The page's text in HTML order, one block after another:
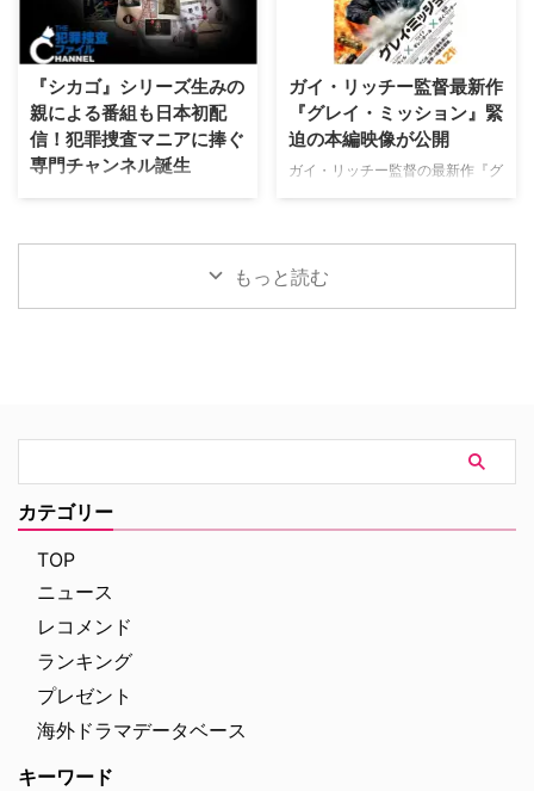
リア発！ 12年間の記憶を失った
エリート医師の物語。 原作 ピエ
ルダンテ・ピッチョーニ キャス
ト ルカ・アルジェンテーロ、マ
ティルデ・ジョリ、サラ・ラッザ
ーロ ほか ≫≫『DOC（ドッ
ク）3 あすへのカルテ』詳細 海
が印象的な場面写真が一挙に公開
された。 土地に眠る伝承と家族
の崩壊を描く、静謐なるフォー
ク・ホラー リチャードとジュリ
エット夫妻が最近移り住んだ英国
ヨークシャー地方の人里離れた
「スターヴ・エイカー」は、家族
幼い息子オーウェンは喘息発作に
そ …
『シカゴ』シリーズ生みの
親による番組も日本初配
信！犯罪捜査マニアに捧ぐ
専門チャンネル誕生
日本唯一のミステリードラマ専門
ル」が、開局月である8月に展開
する新たなサービスとして、犯罪
捜査に特化した新たな専門チャン
ービス「プレミアTVパック」の
うちのチャンネルの一つで、人気
の高い犯罪捜査ドラマや放送には
ないクライムドキュメンタリーを
ガイ・リッチー監督最新作
『グレイ・ミッション』緊
迫の本編映像が公開
ガイ・リッチー監督の最新作『グ
ヘンリー・カヴィルによるスタイ
リッシュなアクションとユーモア
が詰まった本編映像が公開され
た。さらに、著名人たちからの絶
U.N.C.L.E.』で世界中の映画ファ
ンを熱狂させたガイ・リッチー監
最高に危険なノンストップ・バデ
もっと読む
カテゴリー
TOP
ニュース
レコメンド
ランキング
プレゼント
海外ドラマデータベース
キーワード